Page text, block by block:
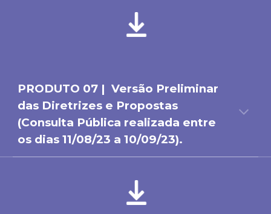
PRODUTO 07 | Versão Preliminar
das Diretrizes e Propostas
(Consulta Pública realizada entre
os dias 11/08/23 a 10/09/23).